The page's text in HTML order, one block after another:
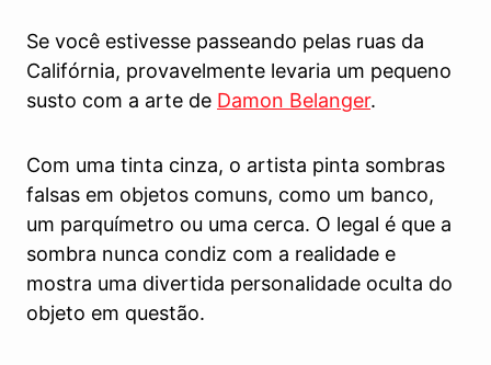
Se você estivesse passeando pelas ruas da
Califórnia, provavelmente levaria um pequeno
susto com a arte de Damon Belanger.
Com uma tinta cinza, o artista pinta sombras
falsas em objetos comuns, como um banco,
um parquímetro ou uma cerca. O legal é que a
sombra nunca condiz com a realidade e
mostra uma divertida personalidade oculta do
objeto em questão.